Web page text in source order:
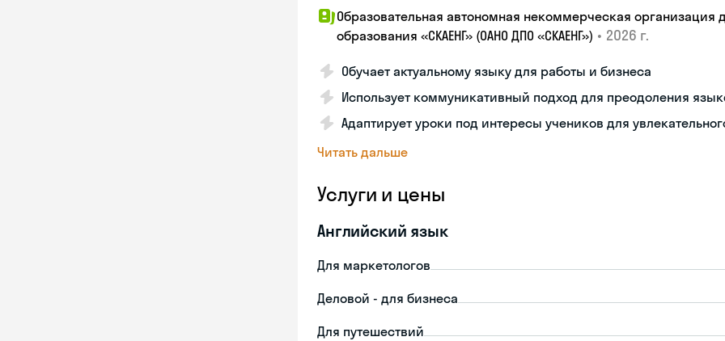
Образовательная автономная некоммерческая организация
образования «СКАЕНГ» (ОАНО ДПО «СКАЕНГ») • 2026 г.
Обучает актуальному языку для работы и бизнеса
Использует коммуникативный подход для преодоления
Адаптирует уроки под интересы учеников для
Читать дальше
Услуги и цены
Английский язык
Для маркетологов
Деловой - для бизнеса
Для путешествий